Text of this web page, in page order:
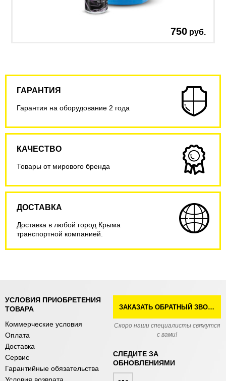
750 руб.
ГАРАНТИЯ
Гарантия на оборудование 2 года
КАЧЕСТВО
Товары от мирового бренда
ДОСТАВКА
Доставка в любой город Крыма
транспортной компанией.
УСЛОВИЯ ПРИОБРЕТЕНИЯ
ТОВАРА
Коммерческие условия
Оплата
Доставка
Сервис
Гарантийные обязательства
ЗАКАЗАТЬ ОБРАТНЫЙ ЗВОНОК
Скоро наши специалисты свяжутся
с вами!
СЛЕДИТЕ ЗА
ОБНОВЛЕНИЯМИ